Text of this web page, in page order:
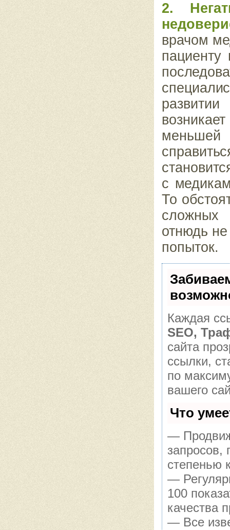
2.
врачом
с
То
сложных
отнюдь
попыток.
Каждая
SEO,
сайта
ссылки,
по
вашего
Что
—
запросов,
степенью
—
100
качества
— Все